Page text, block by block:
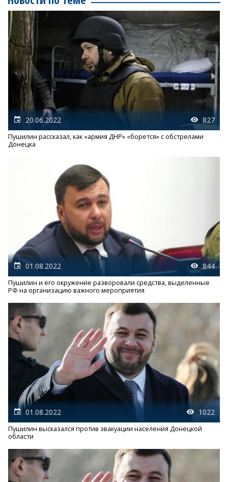
20.06.2022 827
Пушилин рассказал, как «армия ДНР» «борется» с обстрелами
Донецка
01.08.2022 844
Пушилин и его окружение разворовали средства, выделенные
РФ на организацию важного мероприятия
01.08.2022 1022
Пушилин высказался против эвакуации населения Донецкой
области